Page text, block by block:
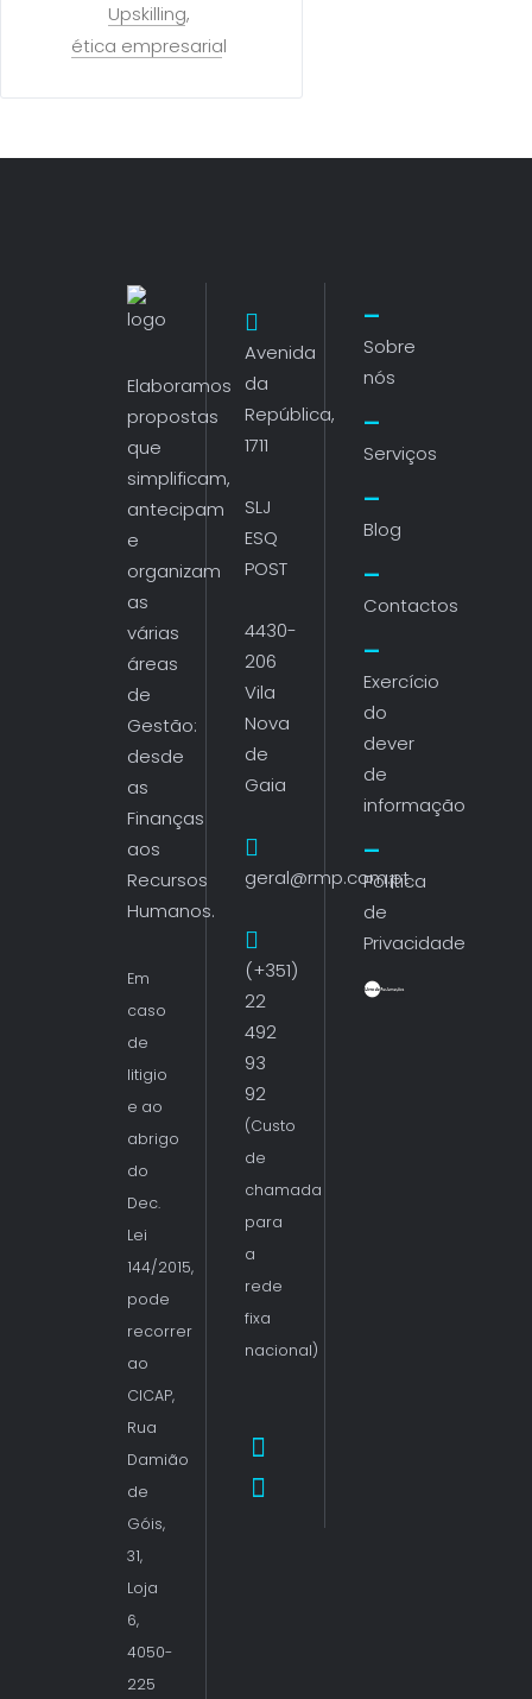
Upskilling
ética empresarial
Elaboramos
propostas
que
simplificam,
antecipam
e
organizam
as
várias
áreas
de
Gestão:
desde
as
Finanças
aos
Recursos
Humanos.
Em
caso
de
litigio
e ao
abrigo
do
Dec.
Lei
144/2015,
pode
recorrer
ao
CICAP,
Rua
Damião
de
Góis,
31,
Loja
6,
4050-
225
Avenida
da
República,
1711
SLJ
ESQ
POST
4430-
206
Vila
Nova
de
Gaia
geral@rmp.com.pt
(+351)
22
492
93
92
(Custo
de
chamada
para
a
rede
fixa
nacional)
Sobre
nós
Serviços
Blog
Contactos
Exercício
do
dever
de
informação
Política
de
Privacidade